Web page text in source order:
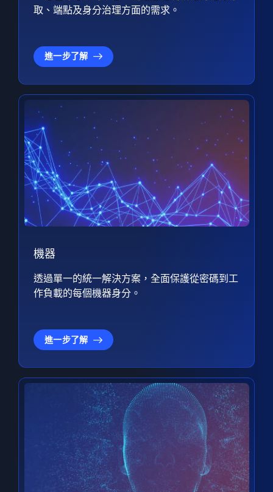
取、端點及身分治理方面的需求。
進一步了解
機器
透過單一的統一解決方案，全面保護從密碼到工
作負載的每個機器身分。
進一步了解